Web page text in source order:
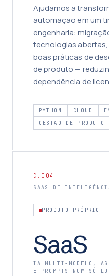
Ajudamos a
automação em um
engenharia:
tecnologias
boas práticas de
de produto —
dependência de
PYTHON CLOUD
GESTÃO DE PRODUTO
C.004
SAAS DE
PRODUTO PRÓPRIO
SaaS
IA MULTI-MODELO,
E PROMPTS NUM SÓ